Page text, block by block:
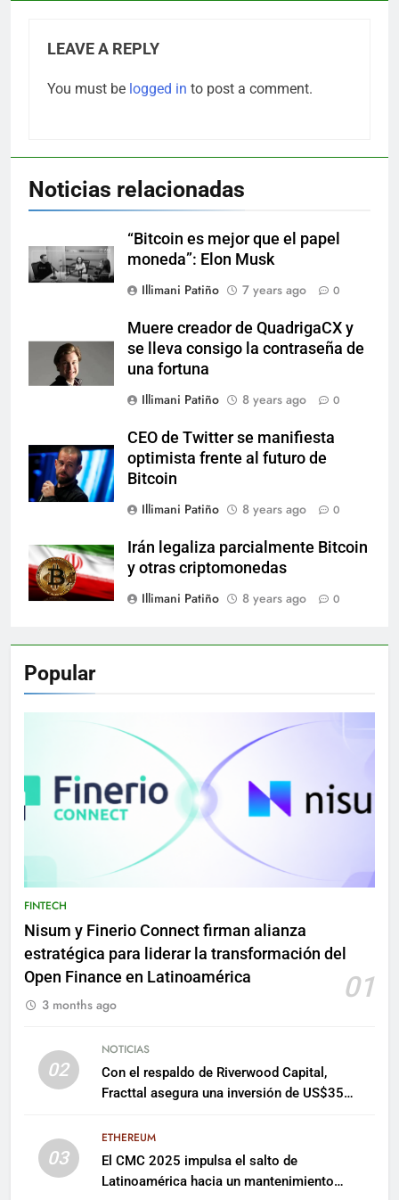
LEAVE A REPLY
You must be logged in to post a comment.
Noticias relacionadas
“Bitcoin es mejor que el papel
moneda”: Elon Musk
Illimani Patiño
7 years ago 0
Muere creador de QuadrigaCX y
se lleva consigo la contraseña de
una fortuna
Illimani Patiño
8 years ago 0
CEO de Twitter se manifiesta
optimista frente al futuro de
Bitcoin
Illimani Patiño
8 years ago 0
Irán legaliza parcialmente Bitcoin
y otras criptomonedas
Illimani Patiño
8 years ago 0
Popular
FINTECH
Nisum y Finerio Connect firman alianza
estratégica para liderar la transformación del
Open Finance en Latinoamérica
01
3 months ago
02
NOTICIAS
Con el respaldo de Riverwood Capital,
Fracttal asegura una inversión de US$35
03
ETHEREUM
El CMC 2025 impulsa el salto de
Latinoamérica hacia un mantenimiento